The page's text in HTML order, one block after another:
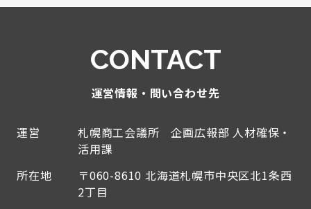
CONTACT
運営情報・問い合わせ先
運営
札幌商工会議所 企画広報部 人材確保・
活用課
所在地
〒060-8610 北海道札幌市中央区北1条西
2丁目